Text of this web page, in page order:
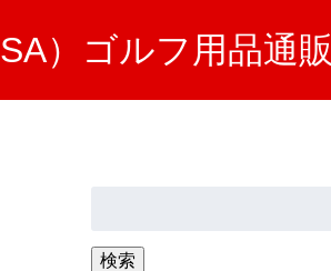
）ゴルフ用品通販
検索